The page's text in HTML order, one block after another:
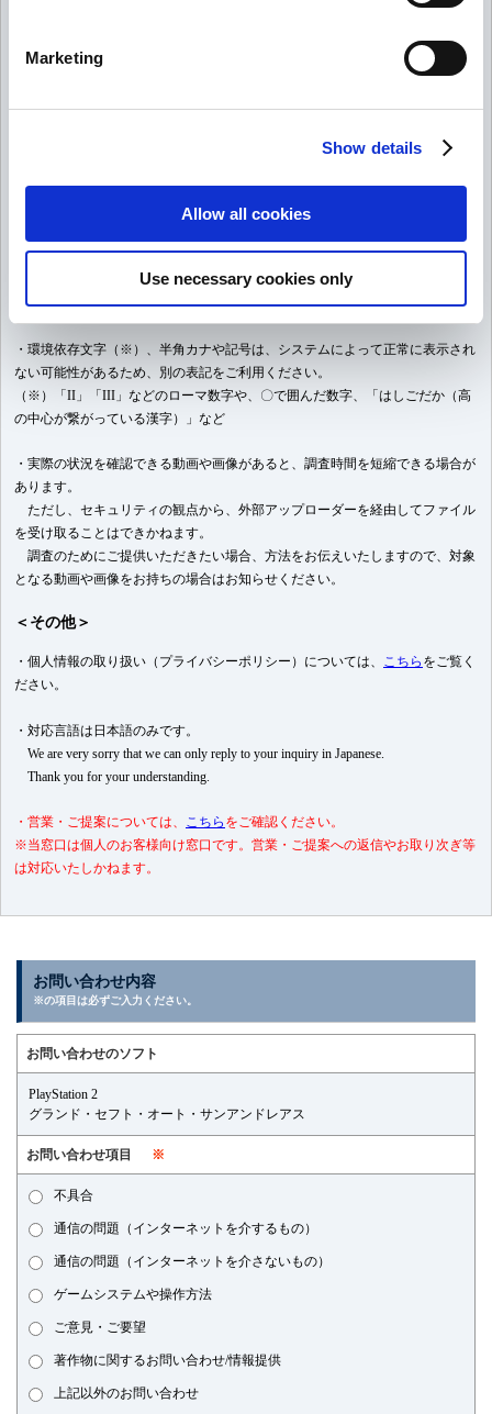
Marketing
Show details
Allow all cookies
Use necessary cookies only
おります。お問い合わせ先が合っているかご確認ください。
・「お問い合わせ項目」の選択肢で「ご意見/ご要望」を選択された場合、連
返答が必要なご質問の場合は、内容に該当する選択肢をご選択ください。
・お送りいただいた文章は、調査やご意見共有の目的で、社内の担当部門にそ
のまま共有する場合がございます。
メールアドレス欄以外への、お名前・電話番号などの個人情報の記載はお控
えください。
・環境依存文字（※）、半角カナや記号は、システムによって正常に表示され
ない可能性があるため、別の表記をご利用ください。
（※）「II」「III」などのローマ数字や、〇で囲んだ数字、「はしごだか（高
の中心が繋がっている漢字）」など
・実際の状況を確認できる動画や画像があると、調査時間を短縮できる場合が
あります。
ただし、セキュリティの観点から、外部アップローダーを経由してファイル
を受け取ることはできかねます。
調査のためにご提供いただきたい場合、方法をお伝えいたしますので、対象
となる動画や画像をお持ちの場合はお知らせください。
＜その他＞
・個人情報の取り扱い（プライバシーポリシー）については、 こちら をご覧く
ださい。
・対応言語は日本語のみです。
We are very sorry that we can only reply to your inquiry in Japanese.
Thank you for your understanding.
・営業・ご提案については、 こちら をご確認ください。
※当窓口は個人のお客様向け窓口です。営業・ご提案への返信やお取り次ぎ等
は対応いたしかねます。
お問い合わせ内容
※の項目は必ずご入力ください。
お問い合わせのソフト
PlayStation 2
グランド・セフト・オート・サンアンドレアス
お問い合わせ項目 ※
不具合
通信の問題（インターネットを介するもの）
通信の問題（インターネットを介さないもの）
ゲームシステムや操作方法
ご意見・ご要望
著作物に関するお問い合わせ/情報提供
上記以外のお問い合わせ